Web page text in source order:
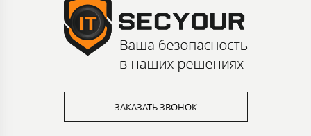
ЗАКАЗАТЬ ЗВОНОК